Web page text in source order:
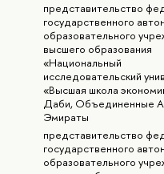
представительство
государственного
образовательного
высшего образования
«Национальный
исследовательский
«Высшая школа
Даби, Объединенные
Эмираты
представительство
государственного
образовательного